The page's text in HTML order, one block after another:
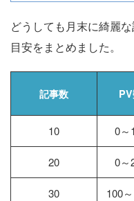
どうしても月末に綺麗
目安をまとめました。
記事数
10 0～
20 0～
30 100